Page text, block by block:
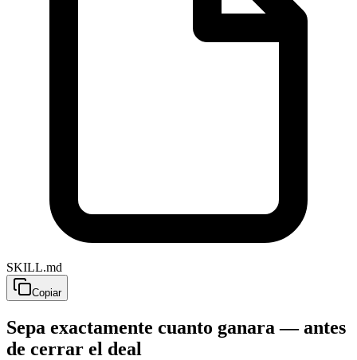
SKILL.md
Copiar
Sepa exactamente cuanto ganara — antes
de cerrar el deal